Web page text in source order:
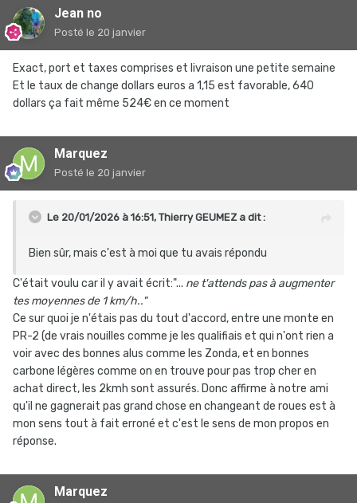
Jean no
Posté le 20 janvier
Exact, port et taxes comprises et livraison une petite semaine
Et le taux de change dollars euros a 1,15 est favorable, 640
dollars ça fait même 524€ en ce moment
Marquez
Posté le 20 janvier
Le 20/01/2026 à 16:51, Thierry GEUMEZ a dit :
Bien sûr, mais c'est à moi que tu avais répondu
C'était voulu car il y avait écrit:"... ne t'attends pas à augmenter
tes moyennes de 1 km/h.."
Ce sur quoi je n'étais pas du tout d'accord, entre une monte en
PR-2 (de vrais nouilles comme je les qualifiais et qui n'ont rien a
voir avec des bonnes alus comme les Zonda, et en bonnes
carbone légères comme on en trouve pour pas trop cher en
achat direct, les 2kmh sont assurés. Donc affirme à notre ami
qu'il ne gagnerait pas grand chose en changeant de roues est à
mon sens tout à fait erroné et c'est le sens de mon propos en
réponse.
Marquez